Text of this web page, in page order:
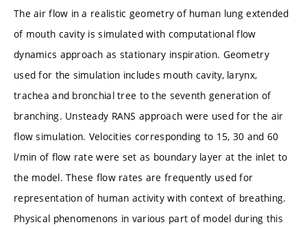
The air flow in a realistic geometry of human lung extended
of mouth cavity is simulated with computational flow
dynamics approach as stationary inspiration. Geometry
used for the simulation includes mouth cavity, larynx,
trachea and bronchial tree to the seventh generation of
branching. Unsteady RANS approach were used for the air
flow simulation. Velocities corresponding to 15, 30 and 60
l/min of flow rate were set as boundary layer at the inlet to
the model. These flow rates are frequently used for
representation of human activity with context of breathing.
Physical phenomenons in various part of model during this